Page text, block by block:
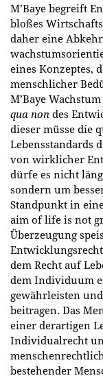
M’Baye begreift
bloßes
daher eine
eines Konzeptes,
menschlicher
M’Baye
qua non des
dieser müsse die
Lebensstandards
von wirklicher
dürfe es nicht
sondern um
Standpunkt in
aim of life is not
Überzeugung
dem Recht auf
dem Individuum
gewährleisten
beitragen. Das
einer derartigen
Individualrecht
bestehender